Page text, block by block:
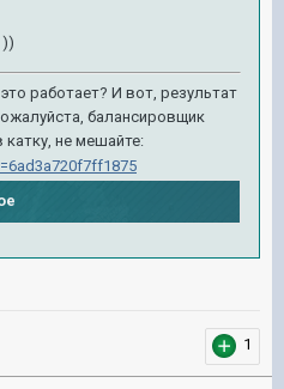
работает? И вот, результат
балансировщик
катку, не мешайте:
1